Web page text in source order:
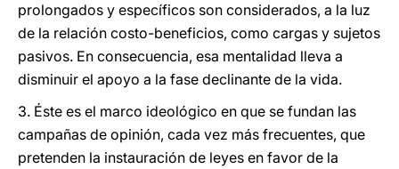
prolongados y específicos son considerados, a la luz
de la relación costo-beneficios, como cargas y sujetos
pasivos. En consecuencia, esa mentalidad lleva a
disminuir el apoyo a la fase declinante de la vida.
3. Éste es el marco ideológico en que se fundan las
campañas de opinión, cada vez más frecuentes, que
pretenden la instauración de leyes en favor de la